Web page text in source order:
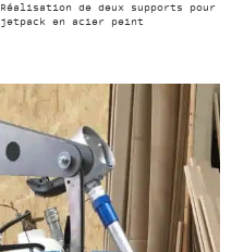
Réalisation de deux supports pour
jetpack en acier peint